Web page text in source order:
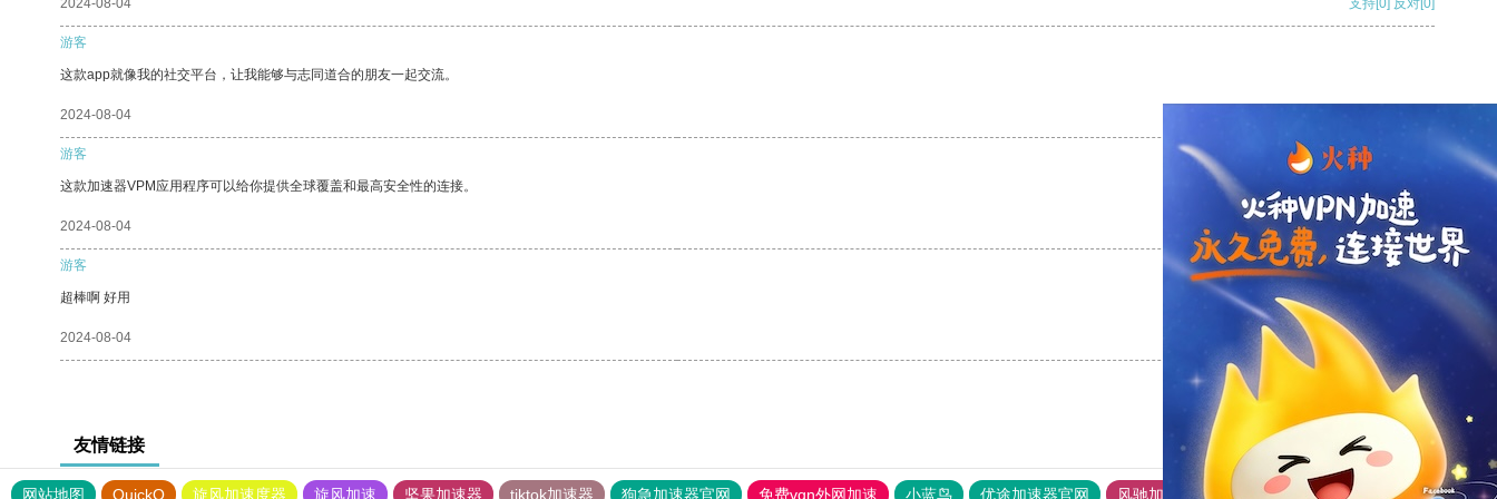
2024-08-04 支持 [0] 反对 [0]
游客
这款app就像我的社交平台，让我能够与志同道合的朋友一起交流。
2024-08-04
游客
这款加速器VPM应用程序可以给你提供全球覆盖和最高安全性的连接。
2024-08-04 支持 [0] 反对 [0]
游客
超棒啊 好用
2024-08-04 支持
友情链接
网站地图 QuickQ 旋风加速度器 旋风加速 坚果加速器 tiktok加速器 狗急加速器官网 免费vqn外网加速 小蓝鸟 优途加速器官网 风驰加速器 旋风加速器